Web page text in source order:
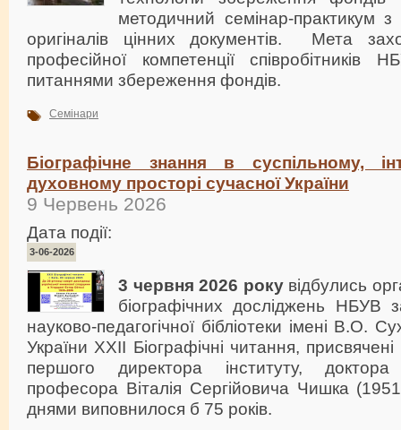
методичний семінар-практикум
оригіналів цінних документів. Мета
професійної компетенції співробітників
питаннями збереження фондів.
Семінари
Біографічне знання в суспільному,
духовному просторі сучасної України
9 Червень 2026
Дата події:
3-06-2026
3 червня 2026 рокувідбулись
біографічних досліджень НБУВ
науково-педагогічної бібліотеки імені В.О.
України ХХІІ Біографічні читання, присвячені
першого директора інституту,
професора Віталія Сергійовича Чишка
днями виповнилося б 75 років.